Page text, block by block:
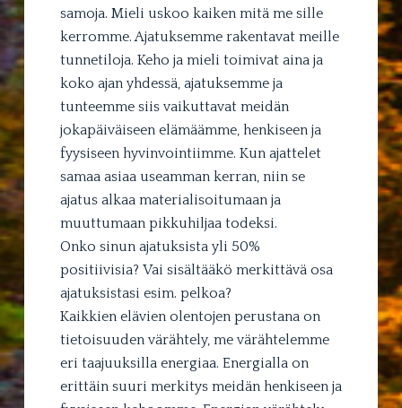
samoja. Mieli uskoo kaiken mitä me sille
kerromme. Ajatuksemme rakentavat meille
tunnetiloja. Keho ja mieli toimivat aina ja
koko ajan yhdessä, ajatuksemme ja
tunteemme siis vaikuttavat meidän
jokapäiväiseen elämäämme, henkiseen ja
fyysiseen hyvinvointiimme. Kun ajattelet
samaa asiaa useamman kerran, niin se
ajatus alkaa materialisoitumaan ja
muuttumaan pikkuhiljaa todeksi.
Onko sinun ajatuksista yli 50%
positiivisia? Vai sisältääkö merkittävä osa
ajatuksistasi esim. pelkoa?
Kaikkien elävien olentojen perustana on
tietoisuuden värähtely, me värähtelemme
eri taajuuksilla energiaa. Energialla on
erittäin suuri merkitys meidän henkiseen ja